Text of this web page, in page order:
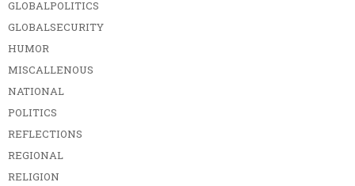
GLOBALPOLITICS
GLOBALSECURITY
HUMOR
MISCALLENOUS
NATIONAL
POLITICS
REFLECTIONS
REGIONAL
RELIGION